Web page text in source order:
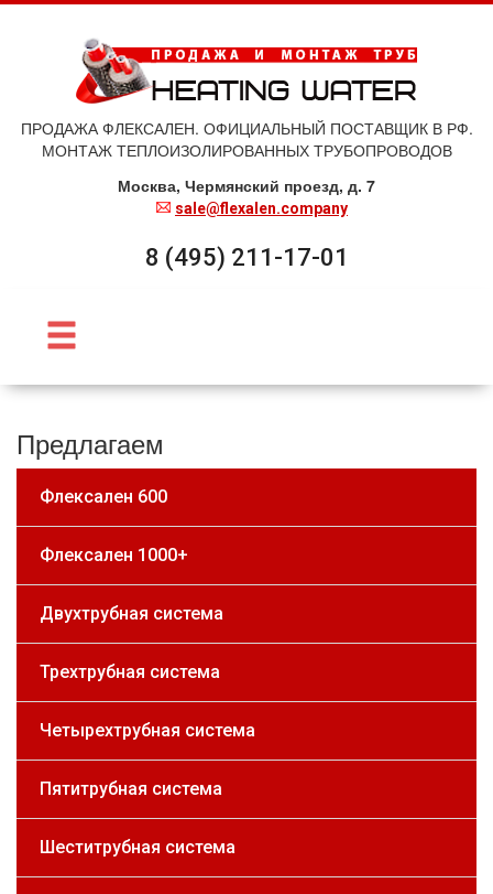
ПРОДАЖА ФЛЕКСАЛЕН. ОФИЦИАЛЬНЫЙ ПОСТАВЩИК В РФ.
МОНТАЖ ТЕПЛОИЗОЛИРОВАННЫХ ТРУБОПРОВОДОВ
Москва, Чермянский проезд, д. 7
sale@flexalen.company
8 (495) 211-17-01
Предлагаем
Флексален 600
Флексален 1000+
Двухтрубная система
Трехтрубная система
Четырехтрубная система
Пятитрубная система
Шеститрубная система